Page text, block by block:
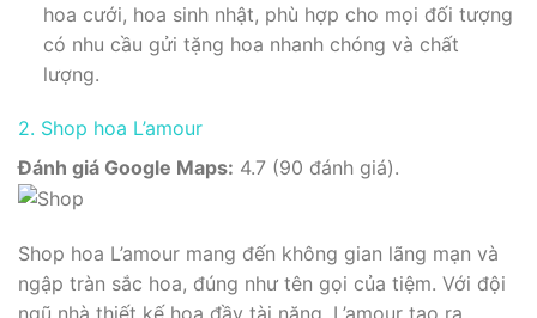
hoa cưới, hoa sinh nhật, phù hợp cho mọi đối tượng
có nhu cầu gửi tặng hoa nhanh chóng và chất
lượng.
2. Shop hoa L’amour
Đánh giá Google Maps: 4.7 (90 đánh giá).
Shop hoa L’amour mang đến không gian lãng mạn và
ngập tràn sắc hoa, đúng như tên gọi của tiệm. Với đội